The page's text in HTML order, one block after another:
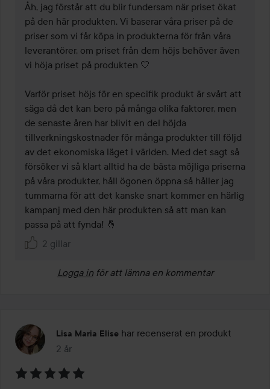
Åh, jag förstår att du blir fundersam när priset ökat
på den här produkten. Vi baserar våra priser på de
priser som vi får köpa in produkterna för från våra
leverantörer, om priset från dem höjs behöver även
vi höja priset på produkten 🤍
Varför priset höjs för en specifik produkt är svårt att
säga då det kan bero på många olika faktorer, men
de senaste åren har blivit en del höjda
tillverkningskostnader för många produkter till följd
av det ekonomiska läget i världen. Med det sagt så
försöker vi så klart alltid ha de bästa möjliga priserna
på våra produkter, håll ögonen öppna så håller jag
tummarna för att det kanske snart kommer en härlig
kampanj med den här produkten så att man kan
passa på att fynda! 🤞
2 gillar
Logga in för att lämna en kommentar
Lisa Maria Elise har recenserat en produkt
2 år
Inlägget skapades 2 år